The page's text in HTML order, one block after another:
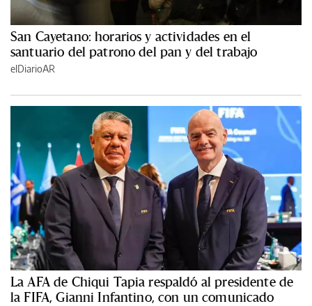
San Cayetano: horarios y actividades en el
santuario del patrono del pan y del trabajo
elDiarioAR
La AFA de Chiqui Tapia respaldó al presidente de
la FIFA, Gianni Infantino, con un comunicado